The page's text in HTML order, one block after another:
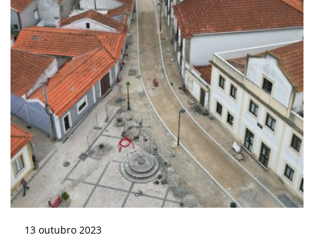
13 outubro 2023